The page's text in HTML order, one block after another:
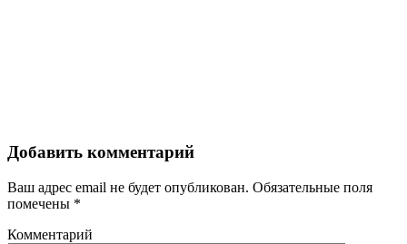
Добавить комментарий
Ваш адрес email не будет опубликован. Обязательные поля
помечены *
Комментарий